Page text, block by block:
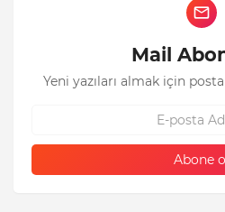
Mail
Yeni yazıları almak için